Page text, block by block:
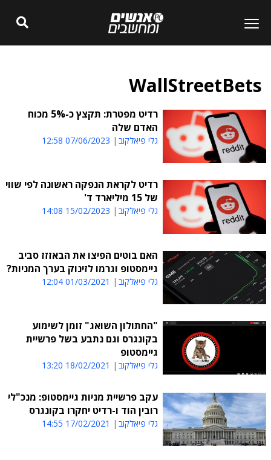
WallStreetBets
רדיט מפטרת: תקצץ כ-5% מכוח
האדם שלה
גלי פיאלקוב 07/06/2023 12:58
רדיט לקראת הנפקה ראשונה לפי שווי
של 15 מיליארד ד'
גלי פיאלקוב 15/02/2023 14:08
האם בוטים הפיצו את הבאזזז סביב
גיימסטופ וגרמו לזינוק בערך המניות?
גלי פיאלקוב 01/03/2021 12:04
"החתולון השואג" זומן לשימוע
בקונגרס וגם נתבע בשל פרשיית
גיימסטופ
גלי פיאלקוב 18/02/2021 13:20
עקב פרשיית מניות גיימסטופ: מנכ"לי
רובין הוד ו-רדיט יחקרו בקונגרס
גלי פיאלקוב 17/02/2021 14:55